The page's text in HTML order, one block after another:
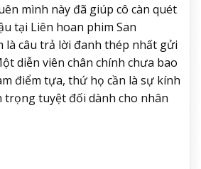
mình này đã giúp cô càn quét
tại Liên hoan phim San
là câu trả lời đanh thép nhất gửi
diễn viên chân chính chưa bao
điểm tựa, thứ họ cần là sự kính
trọng tuyệt đối dành cho nhân